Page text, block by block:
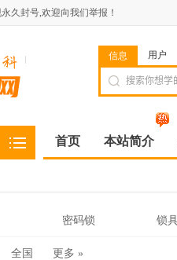
久封号,欢迎向我们举报！
信息 用户
首页 本站简介
密码锁 锁
全国 更多 »